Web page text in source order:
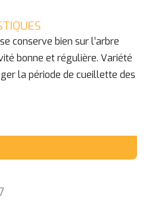
conserve bien sur l’arbre
bonne et régulière. Variété
la période de cueillette des